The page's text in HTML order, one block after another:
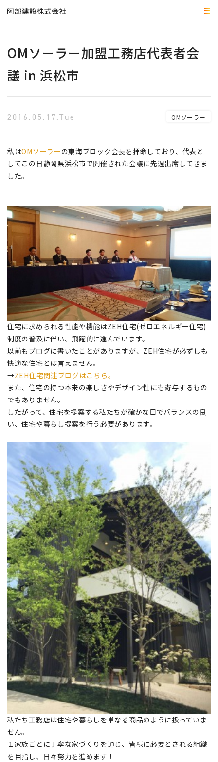
OMソーラー加盟工務店代表者会
議 in 浜松市
2016.05.17.Tue OMソーラー
私はOMソーラーの東海ブロック会長を拝命しており、代表と
してこの日静岡県浜松市で開催された会議に先週出席してきま
した。
住宅に求められる性能や機能はZEH住宅(ゼロエネルギー住宅)
制度の普及に伴い、飛躍的に進んでいます。
以前もブログに書いたことがありますが、ZEH住宅が必ずしも
快適な住宅とは言えません。
→ZEH住宅関連ブログはこちら。
また、住宅の持つ本来の楽しさやデザイン性にも寄与するもの
でもありません。
したがって、住宅を提案する私たちが確かな目でバランスの良
い、住宅や暮らし提案を行う必要があります。
私たち工務店は住宅や暮らしを単なる商品のように扱っていま
せん。
１家族ごとに丁寧な家づくりを通じ、皆様に必要とされる組織
を目指し、日々努力を進めます！